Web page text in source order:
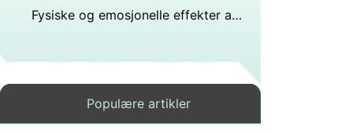
Fysiske og emosjonelle effekter av å slutte å røyke
Populære artikler